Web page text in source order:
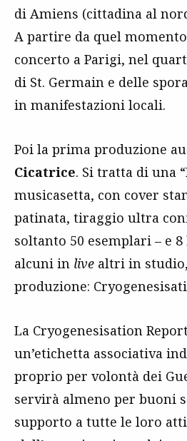
di Amiens (cittadina al
A partire da quel
concerto a Parigi, nel
di St. Germain e delle
in manifestazioni locali.
Poi la prima produzione
Cicatrice. Si tratta di una
musicasetta, con cover
patinata, tiraggio ultra
soltanto 50 esemplari – e
alcuni in live altri in studio,
produzione:
La Cryogenesisation
un’etichetta associativa
proprio per volontà dei
servirà almeno per buoni
supporto a tutte le loro